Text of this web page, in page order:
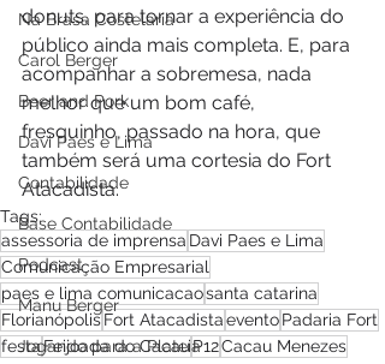
Na Brasa Costelaria
Carol Berger
Beer and Pork
Davi Paes e Lima
Contabilidade
Base Contabilidade
Podcast
Manu Berger
Jogando para a Plateia
donuts, para tornar a experiência do
público ainda mais completa. E, para
acompanhar a sobremesa, nada
melhor que um bom café,
fresquinho, passado na hora, que
também será uma cortesia do Fort
Atacadista.
Tags:
assessoria de imprensa Davi Paes e Lima
Comunicação Empresarial
paes e lima comunicacaosanta catarina
FlorianópolisFort AtacadistaeventoPadaria Fort
festaFeijoada do CacauP12Cacau Menezes